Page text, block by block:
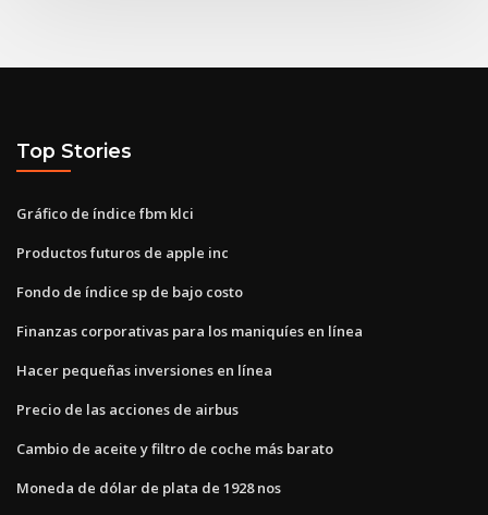
Top Stories
Gráfico de índice fbm klci
Productos futuros de apple inc
Fondo de índice sp de bajo costo
Finanzas corporativas para los maniquíes en línea
Hacer pequeñas inversiones en línea
Precio de las acciones de airbus
Cambio de aceite y filtro de coche más barato
Moneda de dólar de plata de 1928 nos